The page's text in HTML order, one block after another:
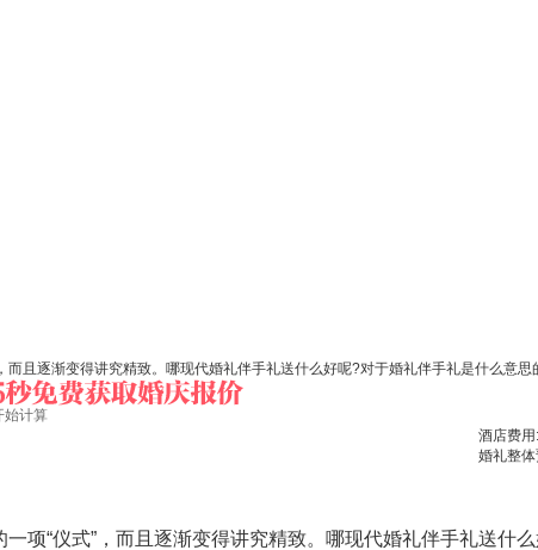
逐渐变得讲究精致。哪现代婚礼伴手礼送什么好呢?对于婚礼伴手礼是什么意思
始计算
酒店费用:
婚礼整
“仪式”，而且逐渐变得讲究精致。哪现代婚礼伴手礼送什